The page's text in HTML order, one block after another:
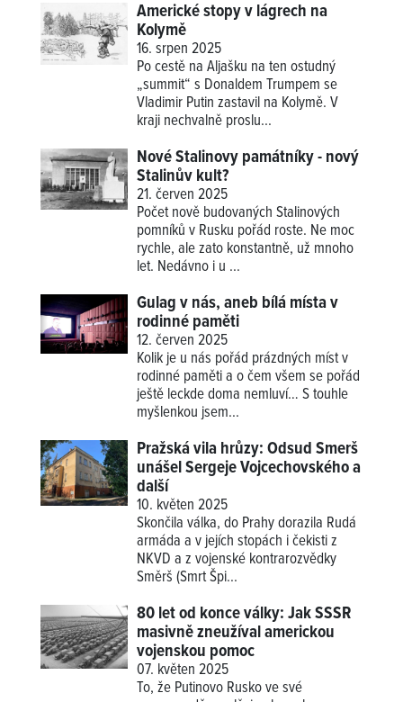
Americké stopy v lágrech na
Kolymě
16. srpen 2025
Po cestě na Aljašku na ten ostudný
„summit“ s Donaldem Trumpem se
Vladimir Putin zastavil na Kolymě. V
kraji nechvalně proslu...
Nové Stalinovy památníky - nový
Stalinův kult?
21. červen 2025
Počet nově budovaných Stalinových
pomníků v Rusku pořád roste. Ne moc
rychle, ale zato konstantně, už mnoho
let. Nedávno i u ...
Gulag v nás, aneb bílá místa v
rodinné paměti
12. červen 2025
Kolik je u nás pořád prázdných míst v
rodinné paměti a o čem všem se pořád
ještě leckde doma nemluví… S touhle
myšlenkou jsem...
Pražská vila hrůzy: Odsud Smerš
unášel Sergeje Vojcechovského a
další
10. květen 2025
Skončila válka, do Prahy dorazila Rudá
armáda a v jejích stopách i čekisti z
NKVD a z vojenské kontrarozvědky
Směrš (Smrt Špi...
80 let od konce války: Jak SSSR
masivně zneužíval americkou
vojenskou pomoc
07. květen 2025
To, že Putinovo Rusko ve své